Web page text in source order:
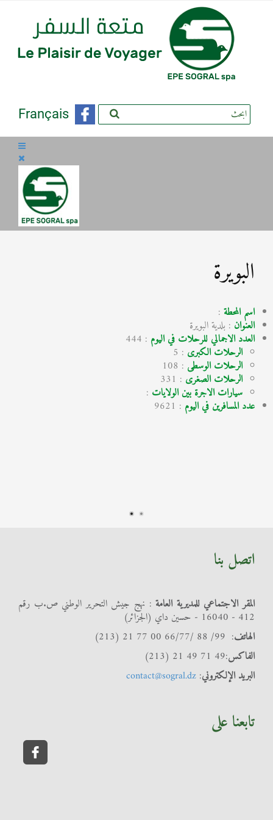
Français
البويرة
اسم المحطة :
العنوان : بلدية البويرة
العدد الاجمالي للرحلات في اليوم : 444
الرحلات الكبرى : 5
الرحلات الوسطى : 108
الرحلات الصغرى : 331
سيارات الاجرة بين الولايات :
عدد المسافرين في اليوم : 9621
اتصل بنا
المقر الاجتماعي للمديرية العامة : نهج جيش التحرير الوطني ص.ب رقم
412 - 16040 - حسين داي (الجزائر)
الهاتف: 99/ 88 /66/77 00 77 21 (213)
الفاكس:49 71 49 21 (213)
البريد الإلكتروني:
contact@sogral.dz
تابعنا على